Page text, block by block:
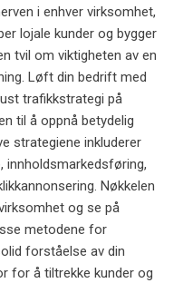
i enhver virksomhet,
lojale kunder og bygger
tvil om viktigheten av en
Løft din bedrift med
trafikkstrategi på
til å oppnå betydelig
strategiene inkluderer
innholdsmarkedsføring,
Nøkkelen
og se på
metodene for
forståelse av din
for å tiltrekke kunder og